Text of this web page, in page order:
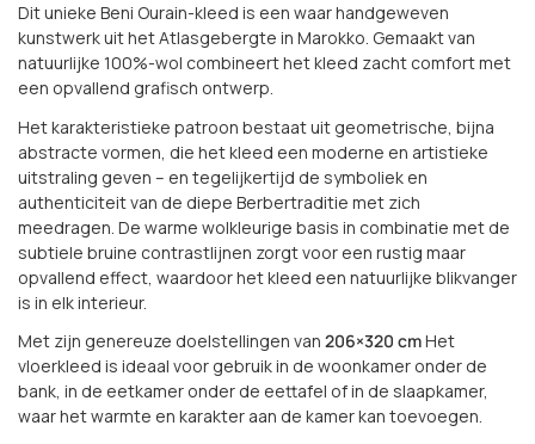
Dit unieke Beni Ourain-kleed is een waar handgeweven
kunstwerk uit het Atlasgebergte in Marokko. Gemaakt van
natuurlijke 100%-wol combineert het kleed zacht comfort met
een opvallend grafisch ontwerp.
Het karakteristieke patroon bestaat uit geometrische, bijna
abstracte vormen, die het kleed een moderne en artistieke
uitstraling geven – en tegelijkertijd de symboliek en
authenticiteit van de diepe Berbertraditie met zich
meedragen. De warme wolkleurige basis in combinatie met de
subtiele bruine contrastlijnen zorgt voor een rustig maar
opvallend effect, waardoor het kleed een natuurlijke blikvanger
is in elk interieur.
Met zijn genereuze doelstellingen van 206×320 cmHet
vloerkleed is ideaal voor gebruik in de woonkamer onder de
bank, in de eetkamer onder de eettafel of in de slaapkamer,
waar het warmte en karakter aan de kamer kan toevoegen.